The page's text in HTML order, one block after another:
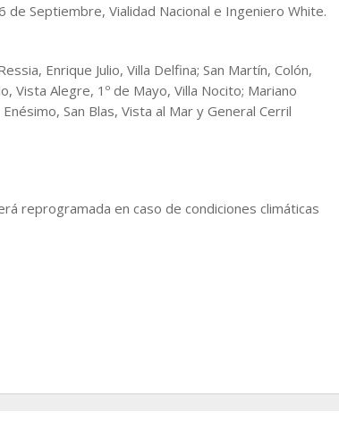
de Septiembre, Vialidad Nacional e Ingeniero White.
Enrique Julio, Villa Delfina; San Martín, Colón,
Vista Alegre, 1º de Mayo, Villa Nocito; Mariano
San Blas, Vista al Mar y General Cerril
reprogramada en caso de condiciones climáticas